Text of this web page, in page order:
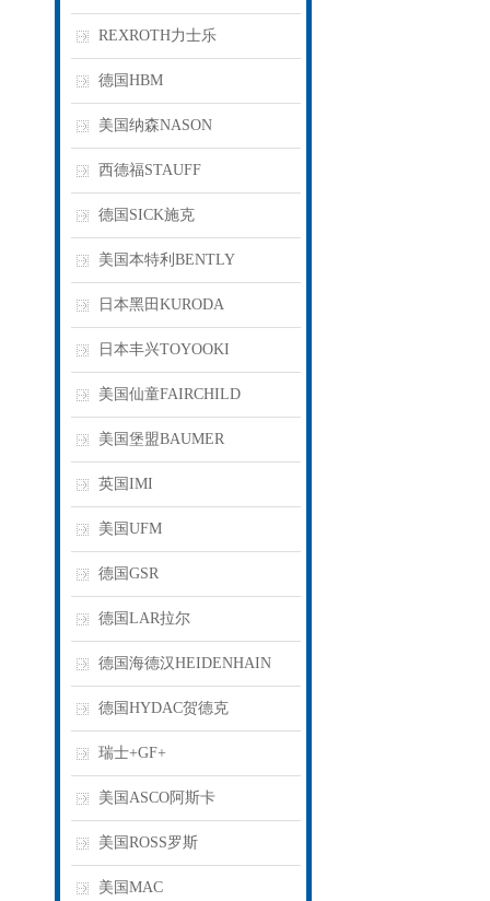
REXROTH力士乐
德国HBM
美国纳森NASON
西德福STAUFF
德国SICK施克
美国本特利BENTLY
日本黑田KURODA
日本丰兴TOYOOKI
美国仙童FAIRCHILD
美国堡盟BAUMER
英国IMI
美国UFM
德国GSR
德国LAR拉尔
德国海德汉HEIDENHAIN
德国HYDAC贺德克
瑞士+GF+
美国ASCO阿斯卡
美国ROSS罗斯
美国MAC